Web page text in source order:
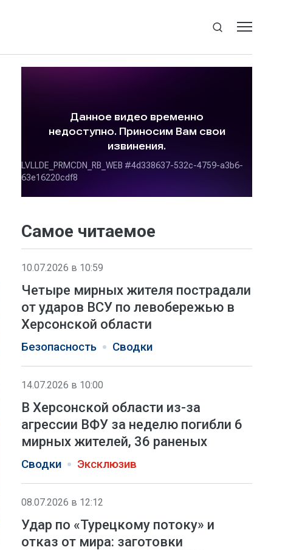
Самое читаемое
10.07.2026 в 10:59
Четыре мирных жителя пострадали
от ударов ВСУ по левобережью в
Херсонской области
Безопасность Сводки
14.07.2026 в 10:00
В Херсонской области из-за
агрессии ВФУ за неделю погибли 6
мирных жителей, 36 раненых
Сводки Эксклюзив
08.07.2026 в 12:12
Удар по «Турецкому потоку» и
отказ от мира: заготовки